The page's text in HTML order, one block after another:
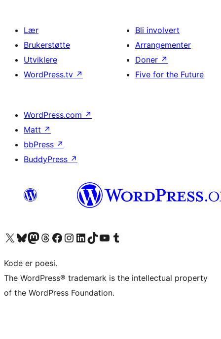
Lær
Brukerstøtte
Utviklere
WordPress.tv ↗
Bli involvert
Arrangementer
Doner ↗
Five for the Future
WordPress.com ↗
Matt ↗
bbPress ↗
BuddyPress ↗
Besøk vår konto på X Visit our Bluesky account
Besøk vår Mastodon-konto
Visit our Threads account
Besøk vår Facebook-sideBesøk vår Instagram-konto
Besøk vår LinkedIn-konto
Visit our TikTok account
Visit our YouTube channel
Visit our Tumblr account
Kode er poesi.
The WordPress® trademark is the intellectual property
of the WordPress Foundation.